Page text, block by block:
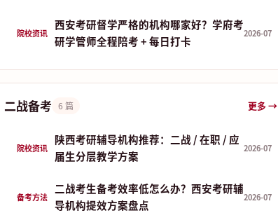
院校资讯
西安考研督学严格的机构哪家好？学府考
研学管师全程陪考 + 每日打卡
2026-07
二战备考 6 篇 更多 →
院校资讯
陕西考研辅导机构推荐：二战 / 在职 / 应
届生分层教学方案
2026-07
备考方法
二战考生备考效率低怎么办？西安考研辅
导机构提效方案盘点
2026-07